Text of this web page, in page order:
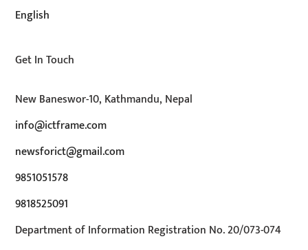
English
Get In Touch
New Baneswor-10, Kathmandu, Nepal
info@ictframe.com
newsforict@gmail.com
9851051578
9818525091
Department of Information Registration No. 20/073-074